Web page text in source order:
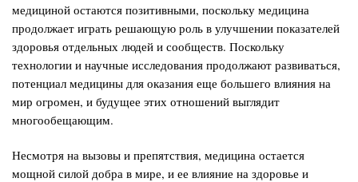
медициной остаются позитивными, поскольку медицина
продолжает играть решающую роль в улучшении показателей
здоровья отдельных людей и сообществ. Поскольку
технологии и научные исследования продолжают развиваться,
потенциал медицины для оказания еще большего влияния на
мир огромен, и будущее этих отношений выглядит
многообещающим.
Несмотря на вызовы и препятствия, медицина остается
мощной силой добра в мире, и ее влияние на здоровье и